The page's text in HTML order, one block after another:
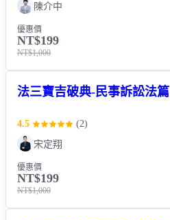
陳介中
優惠價
NT$199
NT$1,000
法三寶吉破典-民事訴訟法篇
4.5 (2)
宋定翔
優惠價
NT$199
NT$1,000